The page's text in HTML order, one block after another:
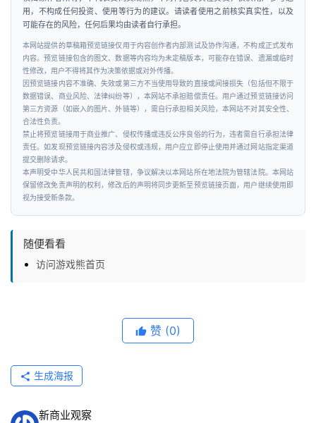
汽
车
出
行
行
业
资
讯
用，不构成任何投资、使用等行为的建议。请读者使用之前核实真实性，以及
可能存在的风险，任何后果均由读者自行承担。
本网站提供的草稿箱预览链接仅用于内容创作者内部测试及协作沟通，不构成正式发布
内容。预览链接包含的图文、数据等内容均为未定稿版本，可能存在错误、遗漏或临时
性修改，用户不得将其作为决策依据或对外传播。
因预览链接内容不准确、失效或第三方不当使用导致的直接或间接损失（包括但不限于
数据错误、商业风险、法律纠纷等），本网站不承担赔偿责任。用户通过预览链接访问
第三方资源（如嵌入的图片、外链等），需自行承担相关风险，本网站不对其安全性、
合法性负责。
禁止将预览链接用于商业推广、侵权传播或违反公序良俗的行为，违者需自行承担法律
责任。如发现预览链接内容涉及侵权或违规，用户应立即停止使用并通过网站指定渠道
提交删除请求。
本声明受中华人民共和国法律管辖，争议解决以本网站所在地法院为管辖法院。本网站
保留修改免责声明的权利，修改后的声明将同步更新至预览链接页面，用户继续使用即
视为接受新条款。
随便看看
访问游戏熊首页
赞 (0)
生成海报
新商业观察